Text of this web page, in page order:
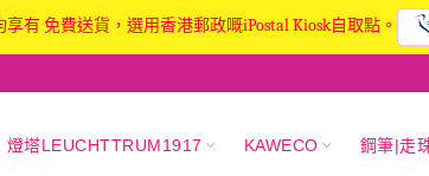
享有 免費送貨，選用香港郵政嘅iPostal Kiosk自取點。
燈塔LEUCHTTRUM1917 KAWECO 鋼筆|走